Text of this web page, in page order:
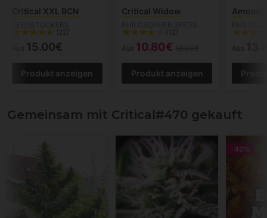
Critical XXL BCN
(22)
15.00€
Produkt anzeigen
Critical Widow
(12)
Aus 10.80€
Produkt anzeigen
Aus
Gemeinsam mit Critical#470 gekauft
-40%